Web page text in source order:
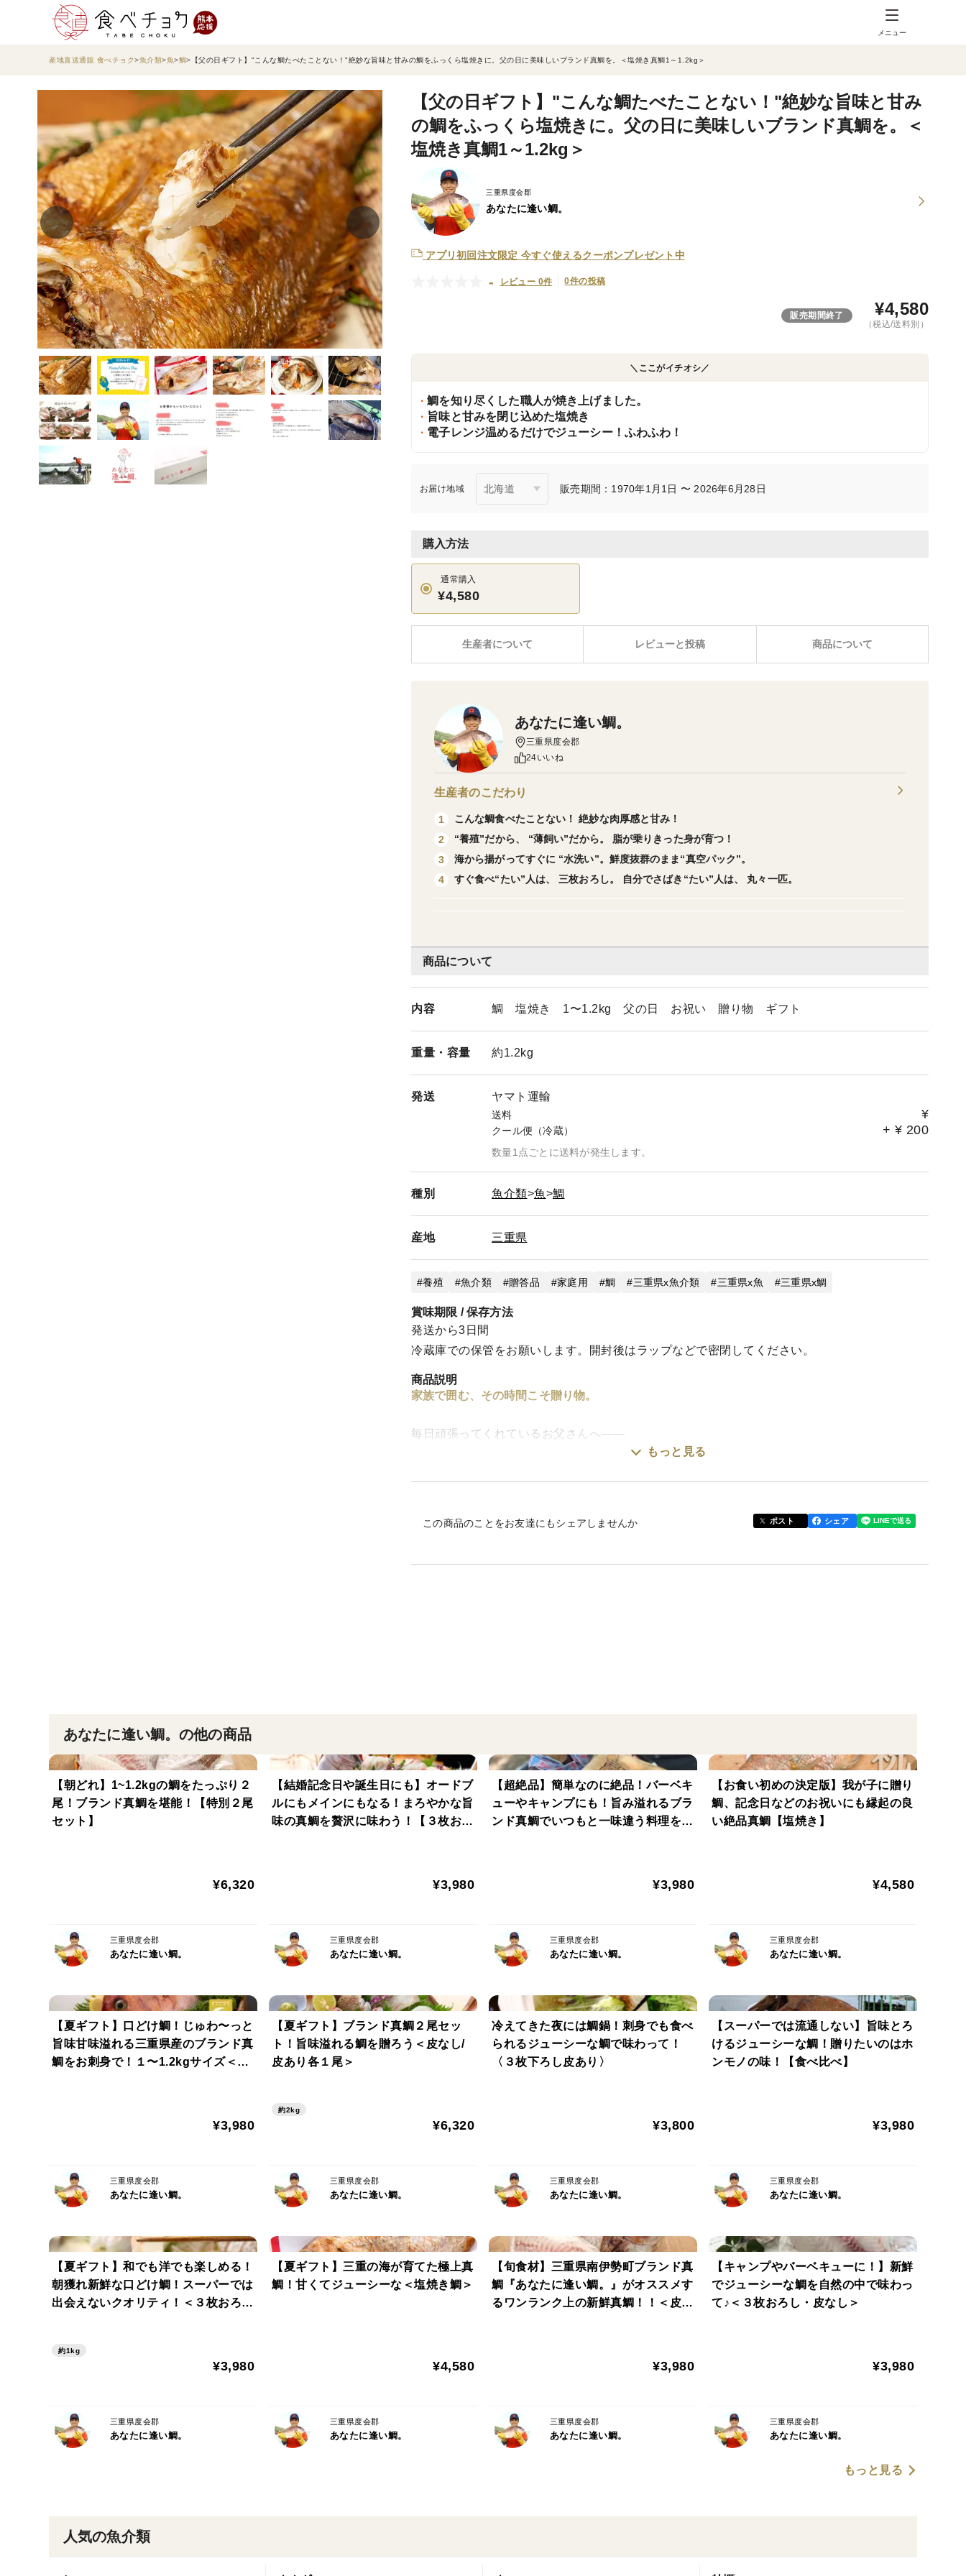
メニュー
産地直送通販 食べチョク 魚介類 魚 鯛 【父の日ギフト】"こんな鯛たべたことない！"絶妙な旨味と甘みの鯛をふっくら塩焼きに。父の日に美味しいブランド真鯛を。＜塩焼き真鯛1～1.2kg＞
【父の日ギフト】"こんな鯛たべたことない！"絶妙な旨味と甘み
の鯛をふっくら塩焼きに。父の日に美味しいブランド真鯛を。＜
塩焼き真鯛1～1.2kg＞
三重県度会郡
あなたに逢い鯛。
アプリ初回注文限定 今すぐ使えるクーポンプレゼント中
- レビュー 0件 0件の投稿
販売期間終了 ¥4,580
（税込/送料別）
＼ここがイチオシ／
鯛を知り尽くした職人が焼き上げました。
旨味と甘みを閉じ込めた塩焼き
電子レンジ温めるだけでジューシー！ふわふわ！
お届け地域 販売期間：1970年1月1日 〜 2026年6月28日
購入方法
通常購入
¥4,580
レビューと投稿 商品について
生産者について
商品について
内容 鯛 塩焼き 1〜1.2kg 父の日 お祝い 贈り物 ギフト
重量・ 容量 約1.2kg
発送 ヤマト運輸
送料 ¥
クール便（冷蔵） + ¥ 200
数量1点ごとに送料が発生します。
種別 魚介類 魚 鯛
産地 三重県
養殖 魚介類 贈答品 家庭用 鯛 三重県x魚介類 三重県x魚 三重県x鯛
賞味期限 / 保存方法
発送から3日間
冷蔵庫での保管をお願いします。開封後はラップなどで密閉してください。
商品説明
家族で囲む、その時間こそ贈り物。
毎日頑張ってくれているお父さんへ——
ことしの父の日は、特別な「ありがとう」を贈りませんか？
温めると、じゅわ〜っと脂が溶け出します。
ご飯もお酒も進む一品です。
（固かった身が、押すと少し柔らかさを感じるようになります。）
電子レンジで温める際は、必ず真空パックに切れ目を入れてください。
鯛の脂がたっぷり溶け出すので、こぼれないよう気をつけてお皿に移してくださいね。
-------------------------------------------------------
三重県迫間浦は、山からの栄養もたっぷり。
-------------------------------------------------------
脂が乗りきった身が育つ！
-------------------------------------------------------
ここ数年、養殖の価値が注目されています。迫間浦の真鯛たちは、養殖家が一日に何度も餌の食
べ具合や体調のチェックを行っているため、一年中栄養状態がよく、どの季節も脂がしっかり
秘密は、鮮度とサイズ。
-------------------------------------------------------
に塩焼きにして配送します。鯛は水揚げから2〜3日後にいちばん甘みを感じやすいため、ご自宅
もっと見る
この商品のことをお友達にもシェアしませんか ポスト シェア
あなたに逢い鯛。
三重県度会郡
24いいね
生産者のこだわり
1
こんな鯛食べたことない！ 絶妙な肉厚感と甘み！
2
“養殖”だから、 “薄飼い”だから。 脂が乗りきった身が育つ！
3
海から揚がってすぐに “水洗い”。鮮度抜群のまま“真空パック”。
4
すぐ食べ“たい”人は、 三枚おろし。 自分でさばき“たい”人は、 丸々一匹。
人気の魚介類
あなたに逢い鯛。の他の商品
【朝どれ】1~1.2kgの鯛をたっぷり２
尾！ブランド真鯛を堪能！【特別２尾
セット】
¥6,320
三重県度会郡
あなたに逢い鯛。
【結婚記念日や誕生日にも】オードブ
ルにもメインにもなる！まろやかな旨
味の真鯛を贅沢に味わう！【３枚おろ
¥3,980
三重県度会郡
あなたに逢い鯛。
【超絶品】簡単なのに絶品！バーベキ
ューやキャンプにも！旨み溢れるブラ
ンド真鯛でいつもと一味違う料理を楽
¥3,980
三重県度会郡
あなたに逢い鯛。
【お食い初めの決定版】我が子に贈り
鯛、記念日などのお祝いにも縁起の良
い絶品真鯛【塩焼き】
¥4,580
三重県度会郡
あなたに逢い鯛。
【夏ギフト】口どけ鯛！じゅわ〜っと
旨味甘味溢れる三重県産のブランド真
鯛をお刺身で！１〜1.2kgサイズ＜１
¥3,980
三重県度会郡
あなたに逢い鯛。
【夏ギフト】ブランド真鯛２尾セッ
ト！旨味溢れる鯛を贈ろう＜皮なし/
皮あり各１尾＞
約2kg
¥6,320
三重県度会郡
あなたに逢い鯛。
冷えてきた夜には鯛鍋！刺身でも食べ
られるジューシーな鯛で味わって！
〈３枚下ろし皮あり〉
¥3,800
三重県度会郡
あなたに逢い鯛。
【スーパーでは流通しない】旨味とろ
けるジューシーな鯛！贈りたいのはホ
ンモノの味！【食べ比べ】
¥3,980
三重県度会郡
あなたに逢い鯛。
【夏ギフト】和でも洋でも楽しめる！
朝獲れ新鮮な口どけ鯛！スーパーでは
出会えないクオリティ！＜３枚おろ
約1kg
¥3,980
三重県度会郡
あなたに逢い鯛。
【夏ギフト】三重の海が育てた極上真
鯛！甘くてジューシーな＜塩焼き鯛＞
¥4,580
三重県度会郡
あなたに逢い鯛。
【旬食材】三重県南伊勢町ブランド真
鯛『あなたに逢い鯛。』がオススメす
るワンランク上の新鮮真鯛！！＜皮な
¥3,980
三重県度会郡
あなたに逢い鯛。
【キャンプやバーベキューに！】新鮮
でジューシーな鯛を自然の中で味わっ
て♪＜３枚おろし・皮なし＞
¥3,980
三重県度会郡
あなたに逢い鯛。
もっと見る